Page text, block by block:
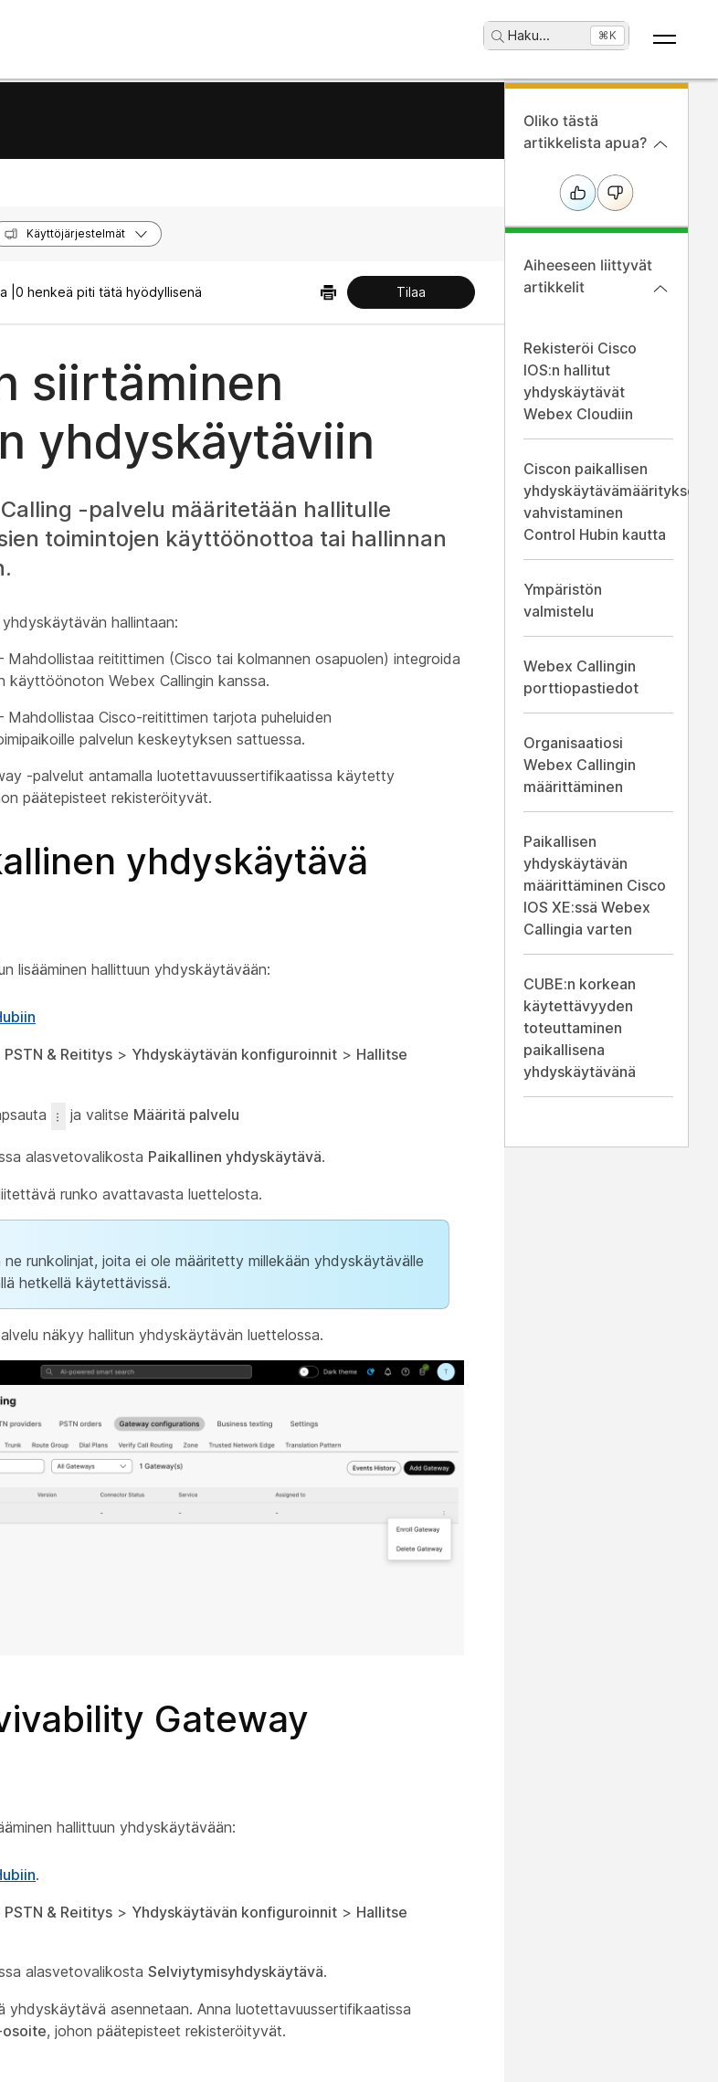
Haku... ⌘K
Käyttöjärjestelmät
| 0 henkeä piti tätä hyödyllisenä Tilaa
siirtäminen
yhdyskäytäviin
-palvelu määritetään hallitulle
toimintojen käyttöönottoa tai hallinnan
hallintaan:
Mahdollistaa reitittimen (Cisco tai kolmannen osapuolen) integroida
käyttöönoton Webex Callingin kanssa.
Cisco-reitittimen tarjota puheluiden
palvelun keskeytyksen sattuessa.
-palvelut antamalla luotettavuussertifikaatissa käytetty
päätepisteet rekisteröityvät.
yhdyskäytävä
lisääminen hallittuun yhdyskäytävään:
PSTN & Reititys > Yhdyskäytävän konfiguroinnit > Hallitse
ja valitse Määritä palvelu
alasvetovalikosta Paikallinen yhdyskäytävä.
runko avattavasta luettelosta.
runkolinjat, joita ei ole määritetty millekään yhdyskäytävälle
hetkellä käytettävissä.
näkyy hallitun yhdyskäytävän luettelossa.
Gateway
hallittuun yhdyskäytävään:
.
PSTN & Reititys > Yhdyskäytävän konfiguroinnit > Hallitse
alasvetovalikosta Selviytymisyhdyskäytävä.
yhdyskäytävä asennetaan. Anna luotettavuussertifikaatissa
osoite, johon päätepisteet rekisteröityvät.
Oliko tästä
artikkelista apua?
Aiheeseen liittyvät
artikkelit
Rekisteröi Cisco
IOS:n hallitut
yhdyskäytävät
Webex Cloudiin
Ciscon paikallisen
yhdyskäytävämäärityksen
vahvistaminen
Control Hubin kautta
Ympäristön
valmistelu
Webex Callingin
porttiopastiedot
Organisaatiosi
Webex Callingin
määrittäminen
Paikallisen
yhdyskäytävän
määrittäminen Cisco
IOS XE:ssä Webex
Callingia varten
CUBE:n korkean
käytettävyyden
toteuttaminen
paikallisena
yhdyskäytävänä